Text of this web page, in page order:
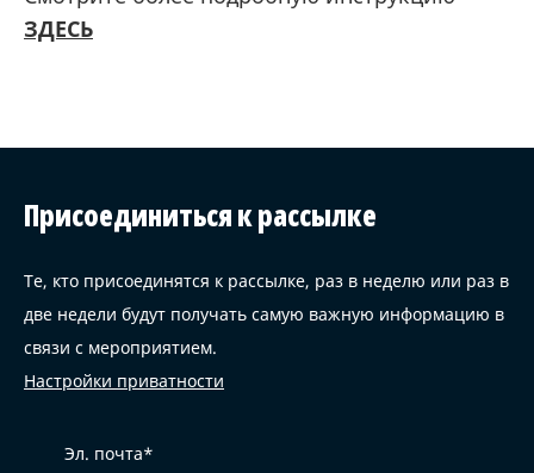
ЗДЕСЬ
Присоединиться к рассылке
Те, кто присоединятся к рассылке, раз в неделю или раз в
две недели будут получать самую важную информацию в
связи с мероприятием.
Настройки приватности
Эл. почта